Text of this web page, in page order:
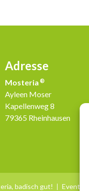
Adresse
Mosteria ®
Ayleen Moser
Kapellenweg 8
79365 Rheinhausen
badisch gut! Events